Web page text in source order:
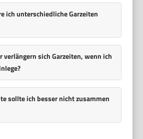
ich unterschiedliche Garzeiten
verlängern sich Garzeiten, wenn ich
sollte ich besser nicht zusammen